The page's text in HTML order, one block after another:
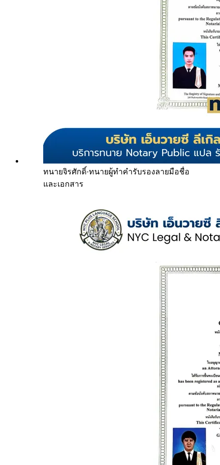
ทนายจิรศักดิ์·ทนายผู้ทำคำรับรองลายมือชื่อ
และเอกสาร